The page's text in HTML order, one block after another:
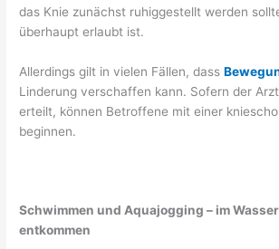
das Knie zunächst ruhiggestellt werden
überhaupt erlaubt ist.
Allerdings gilt in vielen Fällen, dass
Linderung verschaffen kann. Sofern der
erteilt, können Betroffene mit einer
beginnen.
Schwimmen und Aquajogging – im
entkommen